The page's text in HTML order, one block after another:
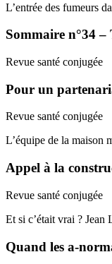
L’entrée des fumeurs
Sommaire n°34 –
Revue santé conjugée
Pour un
Revue santé conjugée
L’équipe de la maison
Appel à la
Revue santé conjugée
Et si c’était vrai ?
Quand les a-